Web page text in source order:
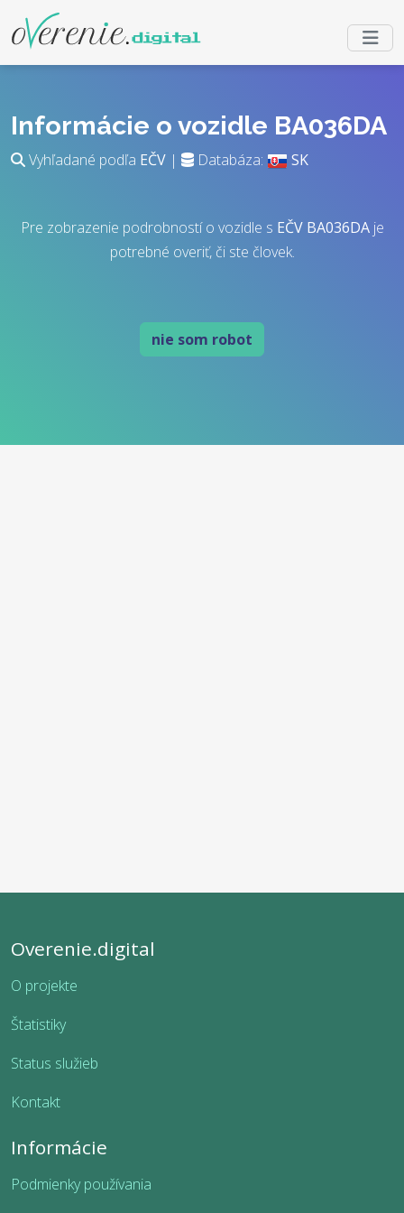
Informácie o vozidle BA036DA
Vyhľadané podľa EČV | Databáza: SK
Pre zobrazenie podrobností o vozidle s EČV BA036DAje
potrebné overiť, či ste človek.
nie som robot
Overenie.digital
O projekte
Štatistiky
Status služieb
Kontakt
Informácie
Podmienky používania